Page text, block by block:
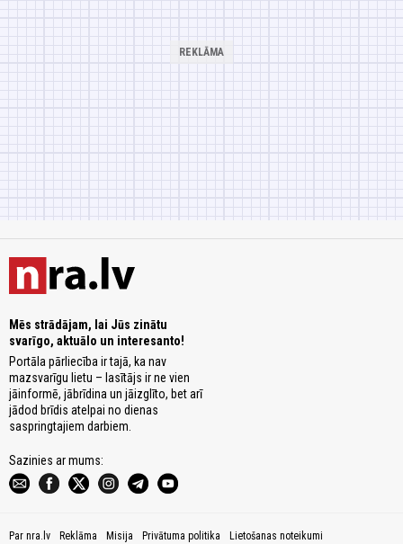
Mēs strādājam, lai Jūs zinātu
svarīgo, aktuālo un interesanto!
Portāla pārliecība ir tajā, ka nav
mazsvarīgu lietu – lasītājs ir ne vien
jāinformē, jābrīdina un jāizglīto, bet arī
jādod brīdis atelpai no dienas
saspringtajiem darbiem.
Sazinies ar mums:
Par nra.lv Reklāma Misija Privātuma politika Lietošanas noteikumi